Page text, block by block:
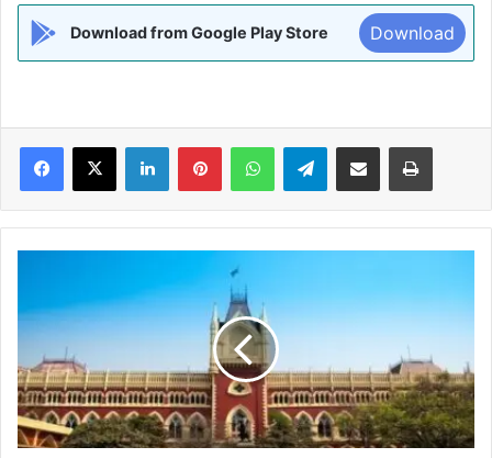
Download from Google Play Store Download
Facebook
X LinkedInPinterestWhatsAppTelegramShare via Email Print
कोर्ट
ने
स्पीकर
का
आदेश
मांगा,
फिलहाल